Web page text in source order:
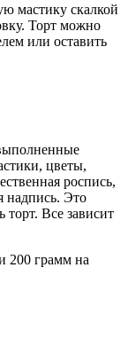
мастику скалкой
Торт можно
или оставить
цветы,
роспись,
надпись. Это
торт. Все зависит
200 грамм на